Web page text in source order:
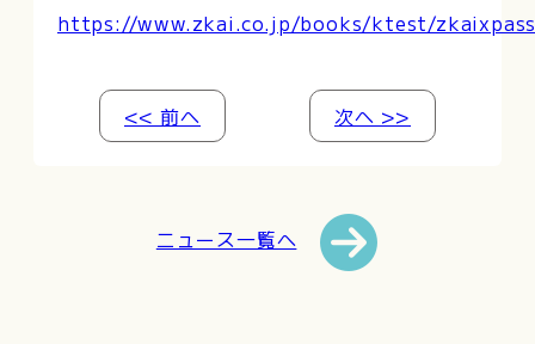
https://www.zkai.co.jp/books/ktest/
<< 前へ 次へ >>
ニュース一覧へ